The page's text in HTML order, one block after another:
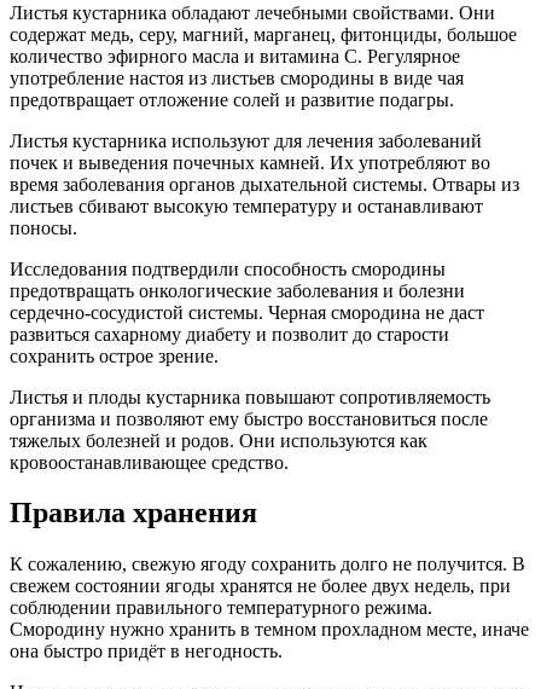
Листья кустарника обладают лечебными свойствами. Они
содержат медь, серу, магний, марганец, фитонциды, большое
количество эфирного масла и витамина С. Регулярное
употребление настоя из листьев смородины в виде чая
предотвращает отложение солей и развитие подагры.
Листья кустарника используют для лечения заболеваний
почек и выведения почечных камней. Их употребляют во
время заболевания органов дыхательной системы. Отвары из
листьев сбивают высокую температуру и останавливают
поносы.
Исследования подтвердили способность смородины
предотвращать онкологические заболевания и болезни
сердечно-сосудистой системы. Черная смородина не даст
развиться сахарному диабету и позволит до старости
сохранить острое зрение.
Листья и плоды кустарника повышают сопротивляемость
организма и позволяют ему быстро восстановиться после
тяжелых болезней и родов. Они используются как
кровоостанавливающее средство.
Правила хранения
К сожалению, свежую ягоду сохранить долго не получится. В
свежем состоянии ягоды хранятся не более двух недель, при
соблюдении правильного температурного режима.
Смородину нужно хранить в темном прохладном месте, иначе
она быстро придёт в негодность.